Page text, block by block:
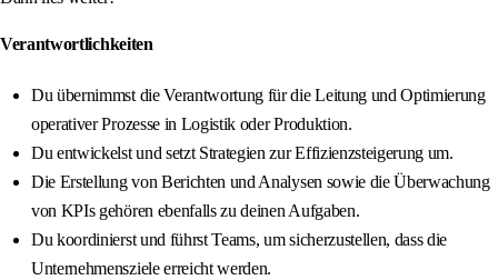
Verantwortlichkeiten
Du übernimmst die Verantwortung für die Leitung und Optimierung
operativer Prozesse in Logistik oder Produktion.
Du entwickelst und setzt Strategien zur Effizienzsteigerung um.
Die Erstellung von Berichten und Analysen sowie die Überwachung
von KPIs gehören ebenfalls zu deinen Aufgaben.
Du koordinierst und führst Teams, um sicherzustellen, dass die
Unternehmensziele erreicht werden.